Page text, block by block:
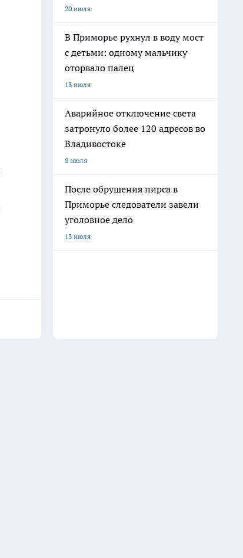
20 июля
В Приморье рухнул в воду мост
с детьми: одному мальчику
оторвало палец
13 июля
Аварийное отключение света
затронуло более 120 адресов во
Владивостоке
8 июля
После обрушения пирса в
Приморье следователи завели
уголовное дело
13 июля